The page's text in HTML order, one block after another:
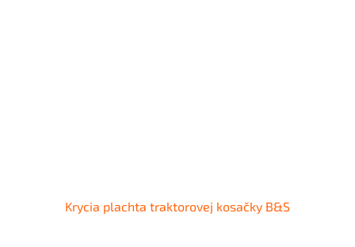
Krycia plachta traktorovej kosačky B&S